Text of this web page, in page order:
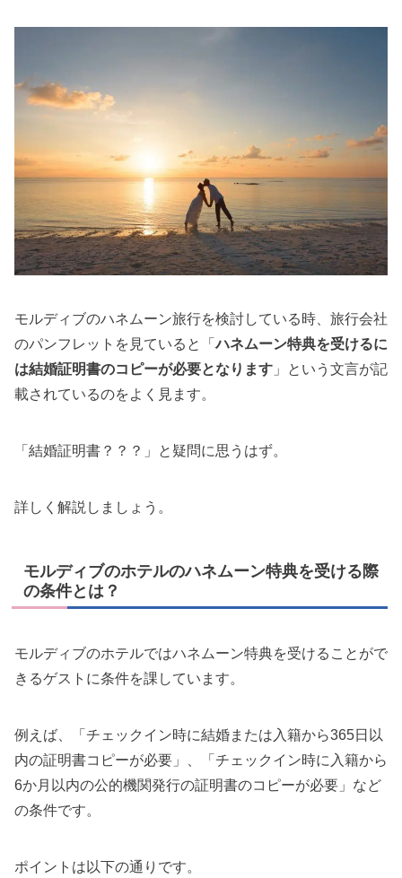
モルディブのハネムーン旅行を検討している時、旅行会社
のパンフレットを見ていると「ハネムーン特典を受けるに
は結婚証明書のコピーが必要となります 」という文言が記
載されているのをよく見ます。
「結婚証明書？？？」と疑問に思うはず。
詳しく解説しましょう。
モルディブのホテルのハネムーン特典を受ける際
の条件とは？
モルディブのホテルではハネムーン特典を受けることがで
きるゲストに条件を課しています。
例えば、「チェックイン時に結婚または入籍から365日以
内の証明書コピーが必要」、「チェックイン時に入籍から
6か月以内の公的機関発行の証明書のコピーが必要」など
の条件です。
ポイントは以下の通りです。